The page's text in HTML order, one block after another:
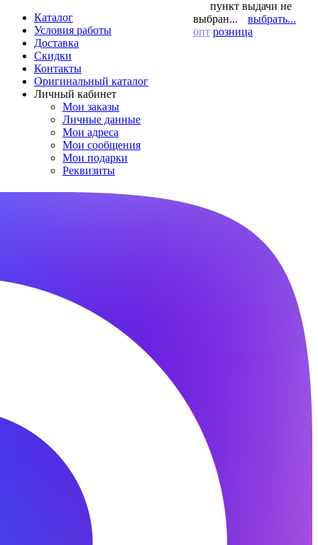
Каталог
Условия работы
Доставка
Скидки
Контакты
Оригинальный каталог
Личный кабинет
Мои заказы
Личные данные
Мои адреса
Мои сообщения
Мои подарки
Реквизиты
пункт выдачи не
выбран...
выбрать...
опт розница